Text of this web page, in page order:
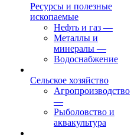
Ресурсы и полезные
ископаемые
Нефть и газ —
Металлы и
минералы —
Водоснабжение
Сельское хозяйство
Агропроизводство
—
Рыболовство и
аквакультура